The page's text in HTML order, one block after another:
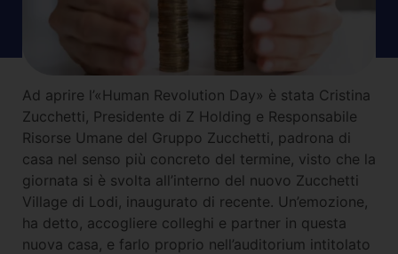
Ad aprire l’«Human Revolution Day» è stata Cristina
Zucchetti, Presidente di Z Holding e Responsabile
Risorse Umane del Gruppo Zucchetti, padrona di
casa nel senso più concreto del termine, visto che la
giornata si è svolta all’interno del nuovo Zucchetti
Village di Lodi, inaugurato di recente. Un’emozione,
ha detto, accogliere colleghi e partner in questa
nuova casa, e farlo proprio nell’auditorium intitolato